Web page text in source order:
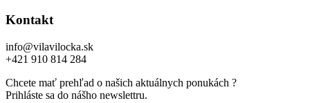
Kontakt
info@vilavilocka.sk
+421 910 814 284
Chcete mať prehľad o našich aktuálnych ponukách ?
Prihláste sa do nášho newslettru.